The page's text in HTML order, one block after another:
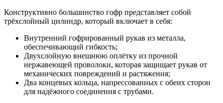
Конструктивно большинство гофр представляет собой
трёхслойный цилиндр, который включает в себя:
Внутренний гофрированный рукав из металла,
обеспечивающий гибкость;
Двухслойную внешнюю оплётку из прочной
нержавеющей проволоки, которая защищает рукав от
механических повреждений и растяжения;
Два концевых кольца, напрессованных с обеих сторон
для надёжного соединения с трубами.